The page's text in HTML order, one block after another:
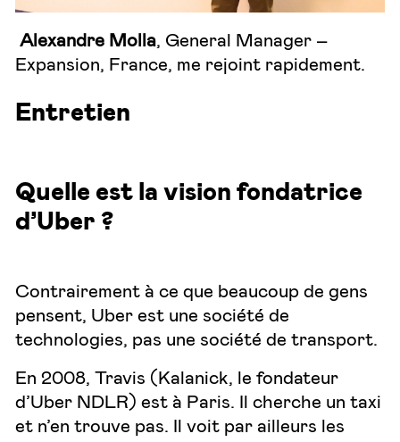
Alexandre Molla , General Manager –
Expansion, France, me rejoint rapidement.
Entretien
Quelle est la vision fondatrice
d’Uber ?
Contrairement à ce que beaucoup de gens
pensent, Uber est une société de
technologies, pas une société de transport.
En 2008, Travis (Kalanick, le fondateur
d’Uber NDLR) est à Paris. Il cherche un taxi
et n’en trouve pas. Il voit par ailleurs les